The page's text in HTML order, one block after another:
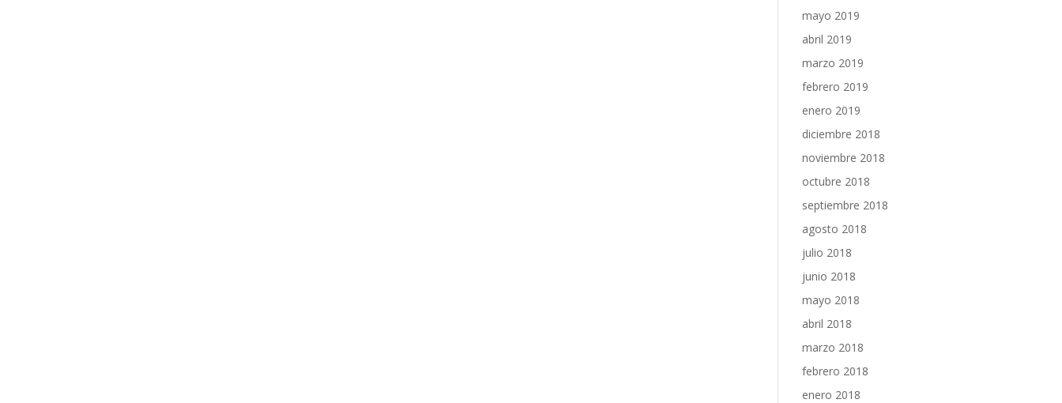
mayo 2019
abril 2019
marzo 2019
febrero 2019
enero 2019
diciembre 2018
noviembre 2018
octubre 2018
septiembre 2018
agosto 2018
julio 2018
junio 2018
mayo 2018
abril 2018
marzo 2018
febrero 2018
enero 2018